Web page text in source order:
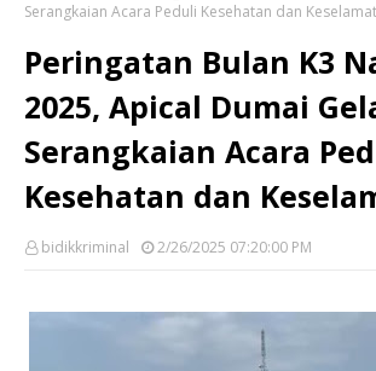
Serangkaian Acara Peduli Kesehatan dan
Peringatan Bulan K3
2025, Apical Dumai
Serangkaian Acara
Kesehatan dan
bidikkriminal 2/26/2025 07:20:00 PM